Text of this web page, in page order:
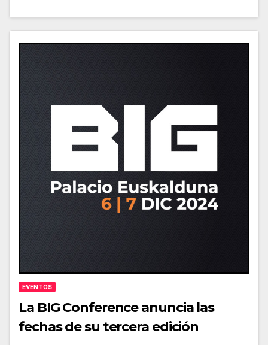
EVENTOS
La BIG Conference anuncia las
fechas de su tercera edición